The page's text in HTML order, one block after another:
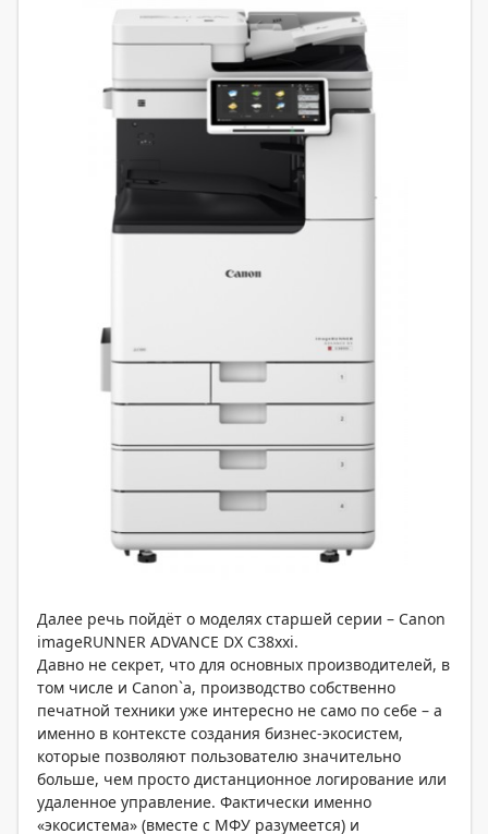
Далее речь пойдёт о моделях старшей серии – Canon
imageRUNNER ADVANCE DX C38xxi.
Давно не секрет, что для основных производителей, в
том числе и Canon`а, производство собственно
печатной техники уже интересно не само по себе – а
именно в контексте создания бизнес-экосистем,
которые позволяют пользователю значительно
больше, чем просто дистанционное логирование или
удаленное управление. Фактически именно
«экосистема» (вместе с МФУ разумеется) и